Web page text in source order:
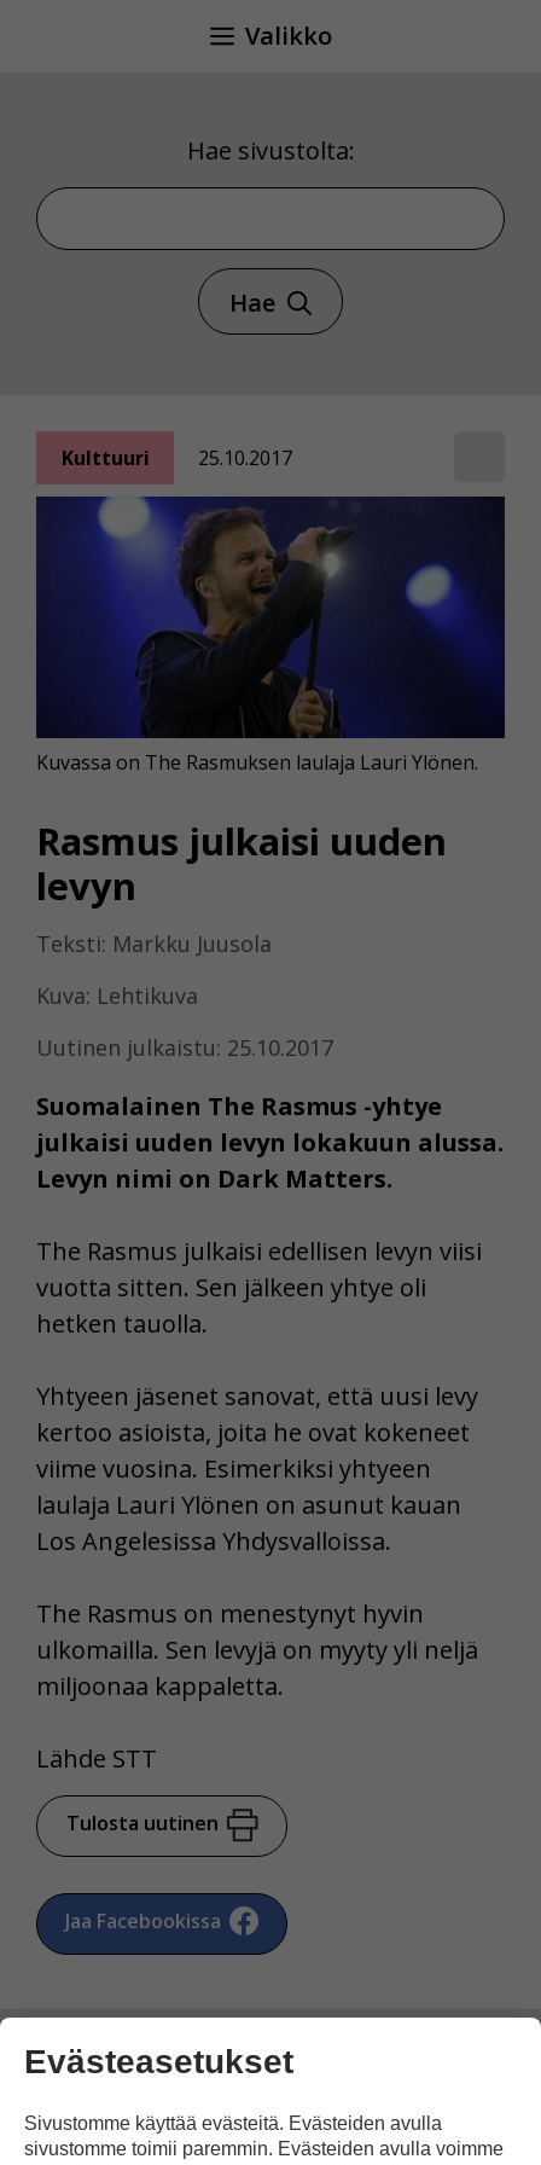
Valikko
Hae sivustolta:
Hae sivustolta
Hae
Kulttuuri 25.10.2017
Rasmus julkaisi uuden
levyn
Teksti: Markku Juusola
Kuva: Lehtikuva
Uutinen julkaistu: 25.10.2017
Suomalainen The Rasmus -yhtye
julkaisi uuden levyn lokakuun alussa.
Levyn nimi on Dark Matters.
Kuvassa on The Rasmuksen laulaja Lauri Ylönen.
The Rasmus julkaisi edellisen levyn viisi
vuotta sitten. Sen jälkeen yhtye oli
hetken tauolla.
Yhtyeen jäsenet sanovat, että uusi levy
kertoo asioista, joita he ovat kokeneet
viime vuosina. Esimerkiksi yhtyeen
laulaja Lauri Ylönen on asunut kauan
Los Angelesissa Yhdysvalloissa.
The Rasmus on menestynyt hyvin
ulkomailla. Sen levyjä on myyty yli neljä
miljoonaa kappaletta.
Lähde STT
Tulosta uutinen
Jaa Facebookissa
Kommentoi
Evästeasetukset
Sivustomme käyttää evästeitä. Evästeiden avulla
sivustomme toimii paremmin. Evästeiden avulla voimme